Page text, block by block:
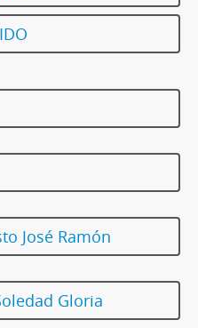
José Ramón
Gloria